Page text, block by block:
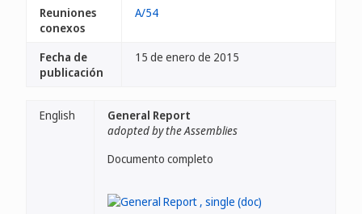
Reuniones
conexos
A/54
Fecha de
publicación
15 de enero de 2015
English
General Report
adopted by the Assemblies
Documento completo